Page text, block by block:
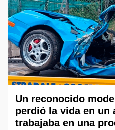
Un reconocido
perdió la vida en un
trabajaba en una